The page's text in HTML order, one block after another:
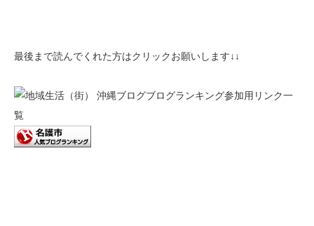
最後まで読んでくれた方はクリックお願いします↓↓